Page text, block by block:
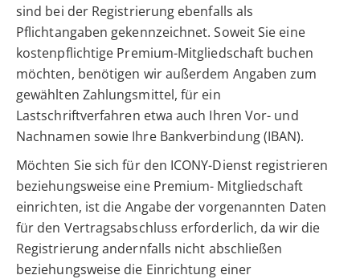
sind bei der Registrierung ebenfalls als
Pflichtangaben gekennzeichnet. Soweit Sie eine
kostenpflichtige Premium-Mitgliedschaft buchen
möchten, benötigen wir außerdem Angaben zum
gewählten Zahlungsmittel, für ein
Lastschriftverfahren etwa auch Ihren Vor- und
Nachnamen sowie Ihre Bankverbindung (IBAN).
Möchten Sie sich für den ICONY-Dienst registrieren
beziehungsweise eine Premium- Mitgliedschaft
einrichten, ist die Angabe der vorgenannten Daten
für den Vertragsabschluss erforderlich, da wir die
Registrierung andernfalls nicht abschließen
beziehungsweise die Einrichtung einer